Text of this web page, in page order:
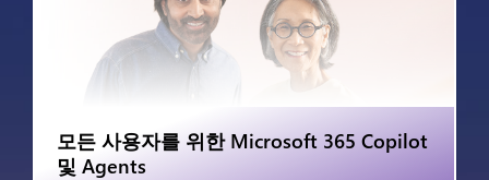
모든 사용자를 위한 Microsoft 365 Copilot
및 Agents